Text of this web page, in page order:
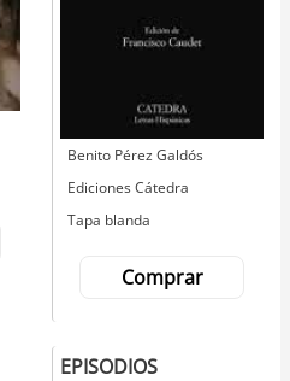
Autor
Benito Pérez Galdós
Editorial
Ediciones Cátedra
Tapa blanda
Comprar
EPISODIOS